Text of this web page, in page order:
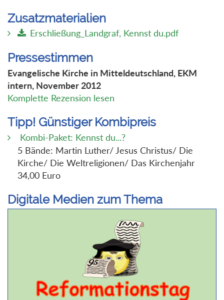
Zusatzmaterialien
Erschließung_Landgraf, Kennst du.pdf
Pressestimmen
Evangelische Kirche in Mitteldeutschland, EKM
intern, November 2012
Komplette Rezension lesen
Tipp! Günstiger Kombipreis
Kombi-Paket: Kennst du...?
5 Bände: Martin Luther/ Jesus Christus/ Die
Kirche/ Die Weltreligionen/ Das Kirchenjahr
34,00 Euro
Digitale Medien zum Thema